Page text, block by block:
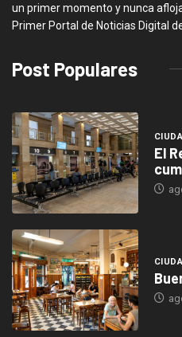
un primer momento y nunca
Primer Portal de Noticias Digital
Post Populares
El